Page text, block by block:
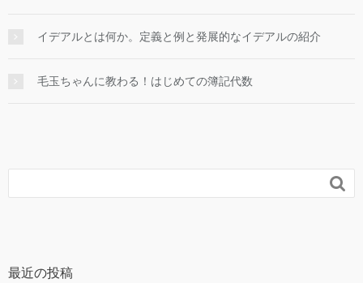
イデアルとは何か。定義と例と発展的なイデアルの紹介
毛玉ちゃんに教わる！はじめての簿記代数

最近の投稿